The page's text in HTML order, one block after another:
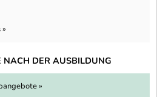
NACH DER AUSBILDUNG
»